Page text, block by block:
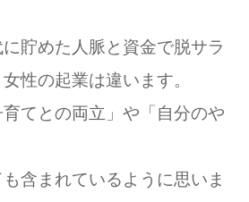
貯めた人脈と資金で脱サラ
性の起業は違います。
てとの両立」や「自分のや
含まれているように思いま